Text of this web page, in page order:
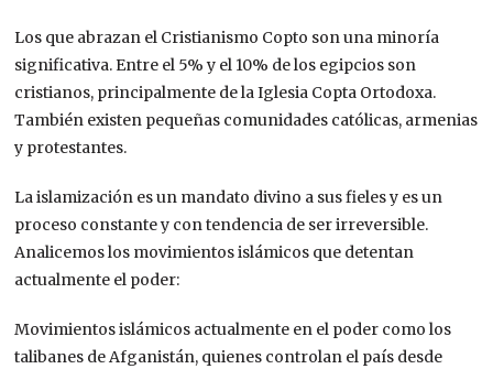
Los que abrazan el Cristianismo Copto son una minoría
significativa. Entre el 5% y el 10% de los egipcios son
cristianos, principalmente de la Iglesia Copta Ortodoxa.
También existen pequeñas comunidades católicas, armenias
y protestantes.
La islamización es un mandato divino a sus fieles y es un
proceso constante y con tendencia de ser irreversible.
Analicemos los movimientos islámicos que detentan
actualmente el poder:
Movimientos islámicos actualmente en el poder como los
talibanes de Afganistán, quienes controlan el país desde